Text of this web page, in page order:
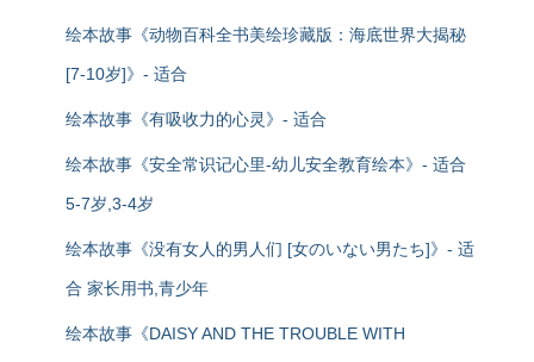
绘本故事《动物百科全书美绘珍藏版：海底世界大揭秘
[7-10岁]》- 适合
绘本故事《有吸收力的心灵》- 适合
绘本故事《安全常识记心里-幼儿安全教育绘本》- 适合
5-7岁,3-4岁
绘本故事《没有女人的男人们 [女のいない男たち]》- 适
合 家长用书,青少年
绘本故事《DAISY AND THE TROUBLE WITH